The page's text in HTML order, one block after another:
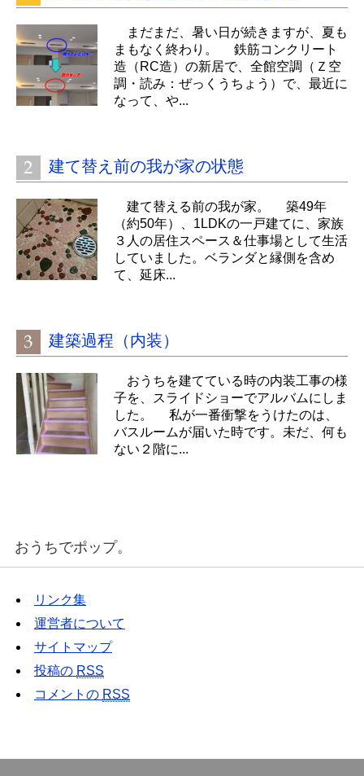
まだまだ、暑い日が続きますが、夏も
まもなく終わり。 鉄筋コンクリート
造（RC造）の新居で、全館空調（Ｚ空
調・読み：ぜっくうちょう）で、最近に
なって、や...
建て替え前の我が家の状態
建て替える前の我が家。 築49年
（約50年）、1LDKの一戸建てに、家族
３人の居住スペース＆仕事場として生活
していました。ベランダと縁側を含め
て、延床...
建築過程（内装）
おうちを建てている時の内装工事の様
子を、スライドショーでアルバムにしま
した。 私が一番衝撃をうけたのは、
バスルームが届いた時です。未だ、何も
ない２階に...
おうちでポップ。
リンク集
運営者について
サイトマップ
投稿の RSS
コメントの RSS